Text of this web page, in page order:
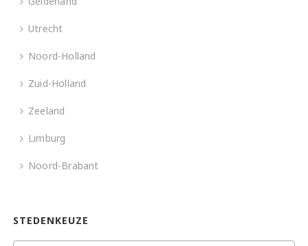
Utrecht
Noord-Holland
Zuid-Holland
Zeeland
Limburg
Noord-Brabant
STEDENKEUZE